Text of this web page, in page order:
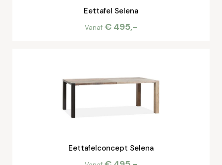
Eettafel Selena
Vanaf € 495,-
Eettafelconcept Selena